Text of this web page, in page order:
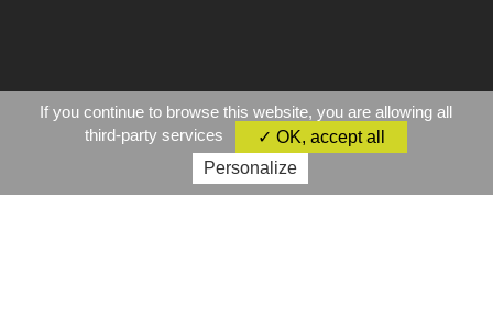
If you continue to browse this website, you are allowing all
third-party services
✓ OK, accept all
Personalize